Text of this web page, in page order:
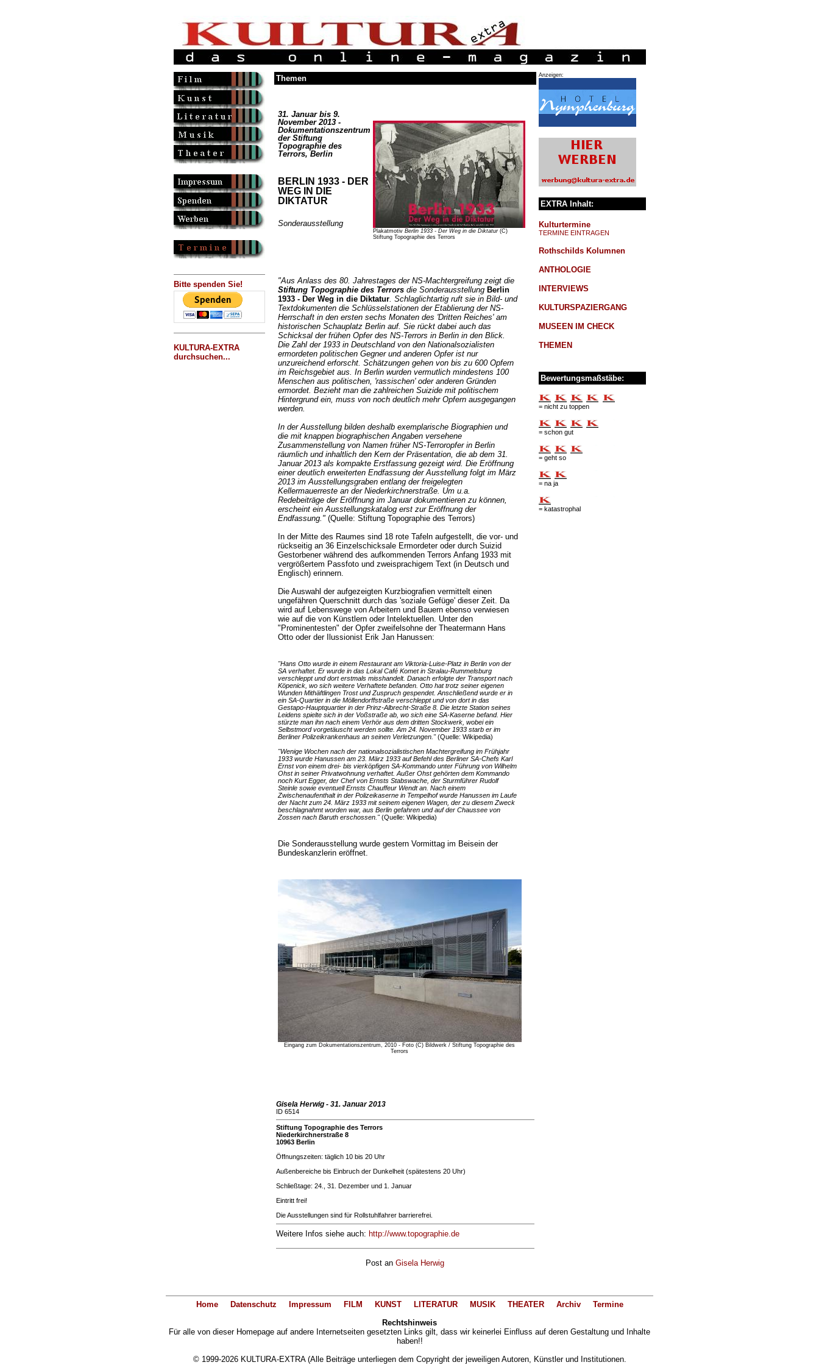
Bitte spenden Sie!
KULTURA-EXTRA
durchsuchen...
Themen
31. Januar bis 9.
November 2013 -
Dokumentationszentrum
der Stiftung
Topographie des
Terrors, Berlin
BERLIN 1933 - DER
WEG IN DIE
DIKTATUR
Sonderausstellung
Plakatmotiv Berlin 1933 - Der Weg in die Diktatur(C)
Stiftung Topographie des Terrors
"Aus Anlass des 80. Jahrestages der NS-Machtergreifung zeigt die
Stiftung Topographie des Terrorsdie Sonderausstellung Berlin
1933 - Der Weg in die Diktatur. Schlaglichtartig ruft sie in Bild- und
Textdokumenten die Schlüsselstationen der Etablierung der NS-
Herrschaft in den ersten sechs Monaten des 'Dritten Reiches' am
historischen Schauplatz Berlin auf. Sie rückt dabei auch das
Schicksal der frühen Opfer des NS-Terrors in Berlin in den Blick.
Die Zahl der 1933 in Deutschland von den Nationalsozialisten
ermordeten politischen Gegner und anderen Opfer ist nur
unzureichend erforscht. Schätzungen gehen von bis zu 600 Opfern
im Reichsgebiet aus. In Berlin wurden vermutlich mindestens 100
Menschen aus politischen, 'rassischen' oder anderen Gründen
ermordet. Bezieht man die zahlreichen Suizide mit politischem
Hintergrund ein, muss von noch deutlich mehr Opfern ausgegangen
werden.
In der Ausstellung bilden deshalb exemplarische Biographien und
die mit knappen biographischen Angaben versehene
Zusammenstellung von Namen früher NS-Terroropfer in Berlin
räumlich und inhaltlich den Kern der Präsentation, die ab dem 31.
Januar 2013 als kompakte Erstfassung gezeigt wird. Die Eröffnung
einer deutlich erweiterten Endfassung der Ausstellung folgt im März
2013 im Ausstellungsgraben entlang der freigelegten
Kellermauerreste an der Niederkirchnerstraße. Um u.a.
Redebeiträge der Eröffnung im Januar dokumentieren zu können,
erscheint ein Ausstellungskatalog erst zur Eröffnung der
Endfassung."(Quelle: Stiftung Topographie des Terrors)
In der Mitte des Raumes sind 18 rote Tafeln aufgestellt, die vor- und
rückseitig an 36 Einzelschicksale Ermordeter oder durch Suizid
Gestorbener während des aufkommenden Terrors Anfang 1933 mit
vergrößertem Passfoto und zweisprachigem Text (in Deutsch und
Englisch) erinnern.
Die Auswahl der aufgezeigten Kurzbiografien vermittelt einen
ungefähren Querschnitt durch das 'soziale Gefüge' dieser Zeit. Da
wird auf Lebenswege von Arbeitern und Bauern ebenso verwiesen
wie auf die von Künstlern oder Intelektuellen. Unter den
"Prominentesten" der Opfer zweifelsohne der Theatermann Hans
Otto oder der Ilussionist Erik Jan Hanussen:
"Hans Otto wurde in einem Restaurant am Viktoria-Luise-Platz in Berlin von der
SA verhaftet. Er wurde in das Lokal Café Komet in Stralau-Rummelsburg
verschleppt und dort erstmals misshandelt. Danach erfolgte der Transport nach
Köpenick, wo sich weitere Verhaftete befanden. Otto hat trotz seiner eigenen
Wunden Mithäftlingen Trost und Zuspruch gespendet. Anschließend wurde er in
ein SA-Quartier in die Möllendorffstraße verschleppt und von dort in das
Gestapo-Hauptquartier in der Prinz-Albrecht-Straße 8. Die letzte Station seines
Leidens spielte sich in der Voßstraße ab, wo sich eine SA-Kaserne befand. Hier
stürzte man ihn nach einem Verhör aus dem dritten Stockwerk, wobei ein
Selbstmord vorgetäuscht werden sollte. Am 24. November 1933 starb er im
Berliner Polizeikrankenhaus an seinen Verletzungen."(Quelle: Wikipedia)
"Wenige Wochen nach der nationalsozialistischen Machtergreifung im Frühjahr
1933 wurde Hanussen am 23. März 1933 auf Befehl des Berliner SA-Chefs Karl
Ernst von einem drei- bis vierköpfigen SA-Kommando unter Führung von Wilhelm
Ohst in seiner Privatwohnung verhaftet. Außer Ohst gehörten dem Kommando
noch Kurt Egger, der Chef von Ernsts Stabswache, der Sturmführer Rudolf
Steinle sowie eventuell Ernsts Chauffeur Wendt an. Nach einem
Zwischenaufenthalt in der Polizeikaserne in Tempelhof wurde Hanussen im Laufe
der Nacht zum 24. März 1933 mit seinem eigenen Wagen, der zu diesem Zweck
beschlagnahmt worden war, aus Berlin gefahren und auf der Chaussee von
Zossen nach Baruth erschossen."(Quelle: Wikipedia)
Die Sonderausstellung wurde gestern Vormittag im Beisein der
Bundeskanzlerin eröffnet.
Eingang zum Dokumentationszentrum, 2010 - Foto (C) Bildwerk / Stiftung Topographie des
Terrors
Gisela Herwig - 31. Januar 2013
ID 6514
Stiftung Topographie des Terrors
Niederkirchnerstraße 8
10963 Berlin
Öffnungszeiten: täglich 10 bis 20 Uhr
Außenbereiche bis Einbruch der Dunkelheit (spätestens 20 Uhr)
Schließtage: 24., 31. Dezember und 1. Januar
Eintritt frei!
Die Ausstellungen sind für Rollstuhlfahrer barrierefrei.
Weitere Infos siehe auch: http://www.topographie.de
Post an Gisela Herwig
Anzeigen:
EXTRA Inhalt:
Kulturtermine
TERMINE EINTRAGEN
Rothschilds Kolumnen
ANTHOLOGIE
INTERVIEWS
KULTURSPAZIERGANG
MUSEEN IM CHECK
THEMEN
Bewertungsmaßstäbe:
= nicht zu toppen
= schon gut
= geht so
= na ja
= katastrophal
Home Datenschutz Impressum FILM KUNST LITERATUR MUSIK THEATER Archiv
Termine
Rechtshinweis
Für alle von dieser Homepage auf andere Internetseiten gesetzten Links gilt, dass wir keinerlei Einfluss auf deren Gestaltung und Inhalte
haben!!
© 1999-2026 KULTURA-EXTRA (Alle Beiträge unterliegen dem Copyright der jeweiligen Autoren, Künstler und Institutionen.